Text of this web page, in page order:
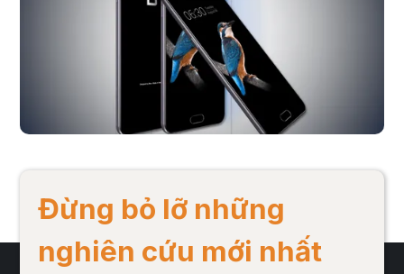
độ của cư dân mạng sau sự kiện ra mắt Bphone 2 tích cực hơn hẳn so
với giai đoạn trước sự kiện ngày 8/8/2017. Những thay đổi và cải tiến
của sản phẩm thế hệ thứ 2 ra mắt năm nay đã giúp Bphone bước đầu
ghi điểm với một bộ phận cộng đồng mạng.
Đừng bỏ lỡ những
nghiên cứu mới nhất